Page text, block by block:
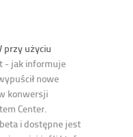
przy użyciu
- jak informuje
nowe
konwersji
Center.
i dostępne jest